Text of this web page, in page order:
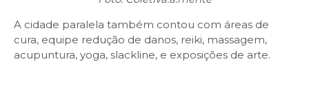
A cidade paralela também contou com áreas de
cura, equipe redução de danos, reiki, massagem,
acupuntura, yoga, slackline, e exposições de arte.